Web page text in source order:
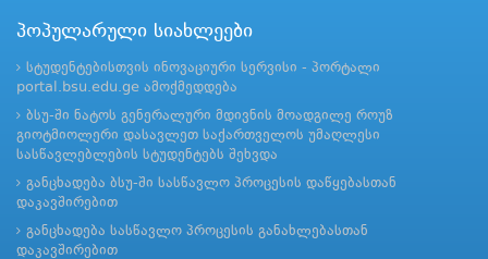
პოპულარული სიახლეები
სტუდენტებისთვის ინოვაციური სერვისი - პორტალი
portal.bsu.edu.ge ამოქმედდება
ბსუ-ში ნატოს გენერალური მდივნის მოადგილე როუზ
გიოტმიოლერი დასავლეთ საქართველოს უმაღლესი
სასწავლებლების სტუდენტებს შეხვდა
განცხადება ბსუ-ში სასწავლო პროცესის დაწყებასთან
დაკავშირებით
განცხადება სასწავლო პროცესის განახლებასთან
დაკავშირებით